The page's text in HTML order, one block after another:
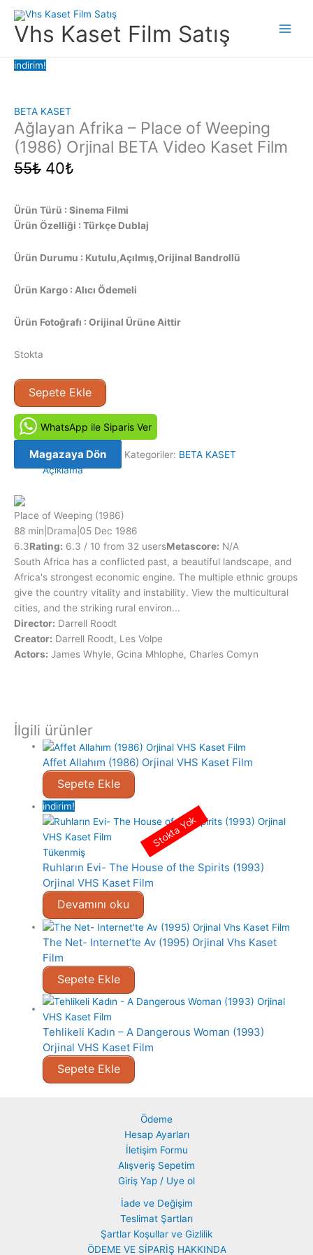
atlaVhs Kaset Film Satış
indirim!
BETA KASET
Ağlayan Afrika – Place of Weeping
(1986) Orjinal BETA Video Kaset Film
55₺ Orijinal
40₺
40₺.
Ürün Türü : Sinema Filmi
Ürün Özelliği : Türkçe Dublaj
Ürün Durumu : Kutulu,Açılmış,Orijinal Bandrollü
Ürün Kargo : Alıcı Ödemeli
Ürün Fotoğrafı : Orijinal Ürüne Aittir
Stokta
Ağlayan
Afrika
-
Place
Weeping
Orjinal
BETA
adet
Sepete Ekle
WhatsApp ile Siparis Ver
Magazaya Dön Kategoriler: BETA KASET
Açıklama
Place of Weeping (1986)
88 min Drama 05 Dec 1986
6.3Rating: 6.3 / 10 from 32 usersMetascore: N/A
South Africa has a conflicted past, a beautiful landscape, and
Africa's strongest economic engine. The multiple ethnic groups
give the country vitality and instability. View the multicultural
cities, and the striking rural environ...
Director: Darrell Roodt
Creator: Darrell Roodt, Les Volpe
Actors: James Whyle, Gcina Mhlophe, Charles Comyn
İlgili ürünler
Affet Allahım (1986) Orjinal VHS Kaset Film
Sepete Ekle
indirim!
Tükenmiş
Ruhların Evi- The House of the Spirits (1993)
Orjinal VHS Kaset Film
Devamını oku
Stokta Yok
The Net- Internet’te Av (1995) Orjinal Vhs Kaset
Film
Sepete Ekle
Tehlikeli Kadın – A Dangerous Woman (1993)
Orjinal VHS Kaset Film
Sepete Ekle
Ödeme
Hesap Ayarları
İletişim Formu
Alışveriş Sepetim
Giriş Yap / Uye ol
İade ve Değişim
Teslimat Şartları
Şartlar Koşullar ve Gizlilik
ÖDEME VE SİPARİŞ HAKKINDA